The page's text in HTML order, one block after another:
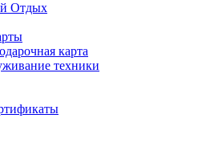
Отдых
карта
техники